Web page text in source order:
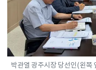
박관열 광주시장 당선인(왼쪽